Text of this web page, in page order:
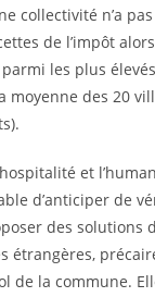
collectivité n’a
de l’impôt
les plus
moyenne des 20
et
d’anticiper de
des solutions
étrangères,
de la commune.